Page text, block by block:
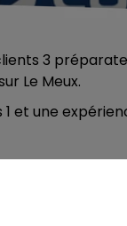
3
Le Meux.
et une
FM par